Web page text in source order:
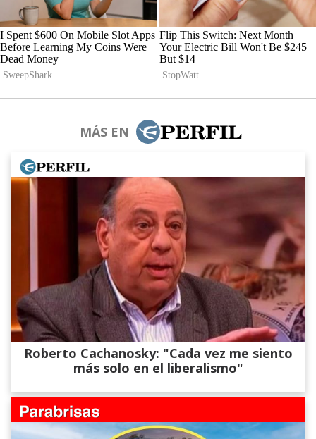
MÁS EN
Roberto Cachanosky: "Cada vez me siento
más solo en el liberalismo"